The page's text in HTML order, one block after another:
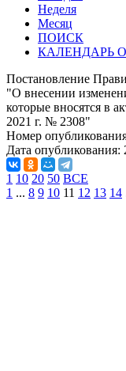
Неделя
Месяц
ПОИСК
КАЛЕНДАРЬ
Постановление
"О внесении
которые вносятся в
2021 г. № 2308"
Номер
Дата опубликования:
1 10 20 50 ВСЕ
1 ... 8 9 10 11 12 13 14